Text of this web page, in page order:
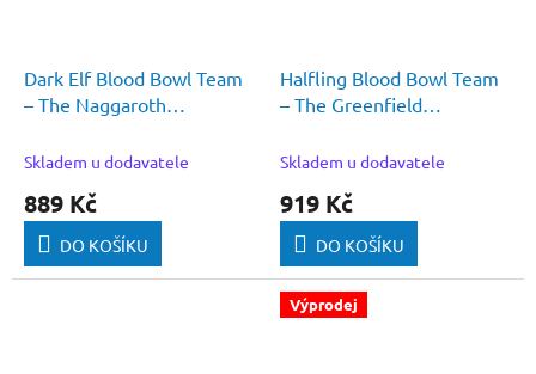
Dark Elf Blood Bowl Team
– The Naggaroth
Skladem u dodavatele
889 Kč
DO KOŠÍKU
Halfling Blood Bowl Team
– The Greenfield
Skladem u dodavatele
919 Kč
DO KOŠÍKU
Výprodej